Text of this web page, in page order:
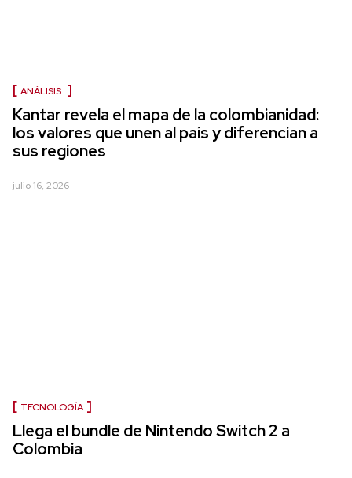
ANÁLISIS
Kantar revela el mapa de la colombianidad:
los valores que unen al país y diferencian a
sus regiones
julio 16, 2026
TECNOLOGÍA
Llega el bundle de Nintendo Switch 2 a
Colombia